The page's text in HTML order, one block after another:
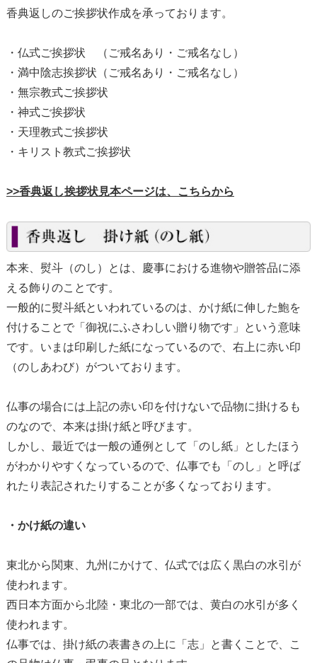
香典返しのご挨拶状作成を承っております。
・仏式ご挨拶状 （ご戒名あり・ご戒名なし）
・満中陰志挨拶状（ご戒名あり・ご戒名なし）
・無宗教式ご挨拶状
・神式ご挨拶状
・天理教式ご挨拶状
・キリスト教式ご挨拶状
>>香典返し挨拶状見本ページは、こちらから
本来、熨斗（のし）とは、慶事における進物や贈答品に添
える飾りのことです。
一般的に熨斗紙といわれているのは、かけ紙に伸した鮑を
付けることで「御祝にふさわしい贈り物です」という意味
です。いまは印刷した紙になっているので、右上に赤い印
（のしあわび）がついております。
仏事の場合には上記の赤い印を付けないで品物に掛けるも
のなので、本来は掛け紙と呼びます。
しかし、最近では一般の通例として「のし紙」としたほう
がわかりやすくなっているので、仏事でも「のし」と呼ば
れたり表記されたりすることが多くなっております。
・かけ紙の違い
東北から関東、九州にかけて、仏式では広く黒白の水引が
使われます。
西日本方面から北陸・東北の一部では、黄白の水引が多く
使われます。
仏事では、掛け紙の表書きの上に「志」と書くことで、こ